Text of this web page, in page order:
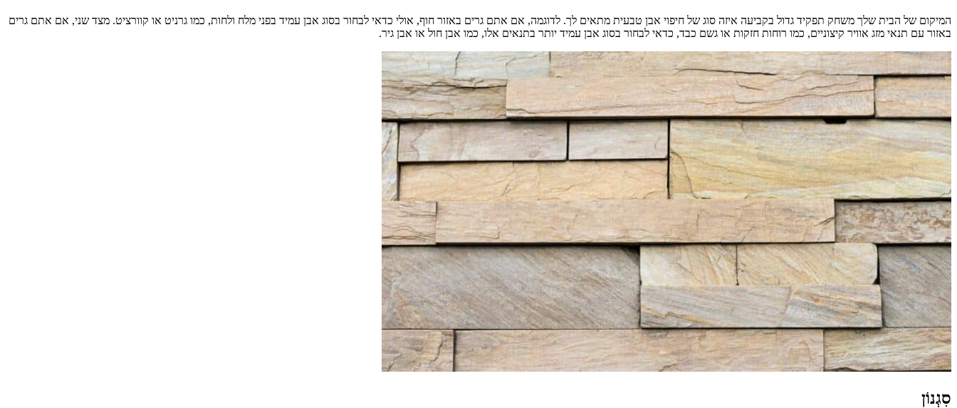
המיקום של הבית שלך משחק תפקיד גדול בקביעה איזה סוג של חיפוי אבן טבעית מתאים לך. לדוגמה, אם אתם גרים באזור חוף, אולי כדאי לבחור בסוג אבן עמיד בפני מלח ולחות, כמו גרניט או קוורציט. מצד שני, אם אתם גרים
באזור עם תנאי מזג אוויר קיצוניים, כמו רוחות חזקות או גשם כבד, כדאי לבחור בסוג אבן עמיד יותר בתנאים אלו, כמו אבן חול או אבן גיר.
סִגְנוֹן